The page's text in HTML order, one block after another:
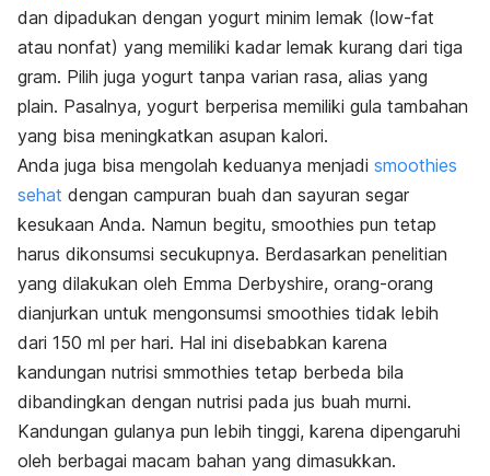
dan dipadukan dengan yogurt minim lemak (low-fat
atau nonfat) yang memiliki kadar lemak kurang dari tiga
gram. Pilih juga yogurt tanpa varian rasa, alias yang
plain. Pasalnya, yogurt berperisa memiliki gula tambahan
yang bisa meningkatkan asupan kalori.
Anda juga bisa mengolah keduanya menjadi smoothies
sehat dengan campuran buah dan sayuran segar
kesukaan Anda. Namun begitu, smoothies pun tetap
harus dikonsumsi secukupnya. Berdasarkan penelitian
yang dilakukan oleh Emma Derbyshire, orang-orang
dianjurkan untuk mengonsumsi smoothies tidak lebih
dari 150 ml per hari. Hal ini disebabkan karena
kandungan nutrisi smmothies tetap berbeda bila
dibandingkan dengan nutrisi pada jus buah murni.
Kandungan gulanya pun lebih tinggi, karena dipengaruhi
oleh berbagai macam bahan yang dimasukkan.